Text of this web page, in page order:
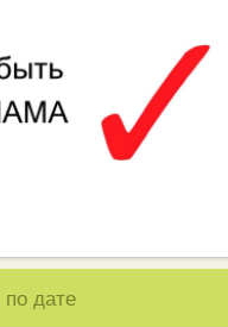
по дате